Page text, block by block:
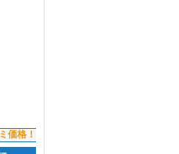
価格！